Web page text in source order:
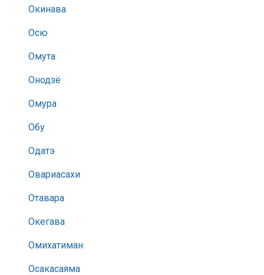
Окинава
Осю
Омута
Онодзё
Омура
Обу
Одатэ
Овариасахи
Отавара
Окегава
Омихатиман
Осакасаяма